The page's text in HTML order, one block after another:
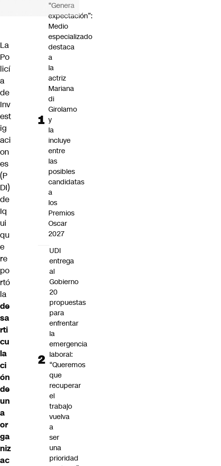
La
Po
licí
a
de
Inv
est
ig
aci
on
es
(P
DI)
de
Iq
ui
qu
e
re
po
rtó
la
de
sa
rti
cu
la
ci
ón
de
un
a
or
ga
niz
ac
“Genera
expectación”:
Medio
especializado
destaca
a
la
actriz
Mariana
di
Girolamo
y
la
incluye
entre
las
posibles
candidatas
a
los
Premios
Oscar
2027
UDI
entrega
al
Gobierno
20
propuestas
para
enfrentar
la
emergencia
laboral:
“Queremos
que
recuperar
el
trabajo
vuelva
a
ser
una
prioridad